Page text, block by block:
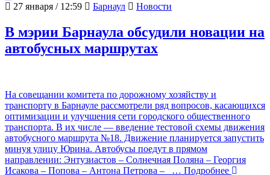
27 января / 12:59
Барнаул Новости
В мэрии Барнаула обсудили новации на
автобусных маршрутах
На совещании комитета по дорожному хозяйству и
транспорту в Барнауле рассмотрели ряд вопросов, касающихся
оптимизации и улучшения сети городского общественного
транспорта. В их числе — введение тестовой схемы движения
автобусного маршрута №18. Движение планируется запустить
минуя улицу Юрина. Автобусы поедут в прямом
направлении: Энтузиастов – Солнечная Поляна – Георгия
Исакова – Попова – Антона Петрова –
… Подробнее